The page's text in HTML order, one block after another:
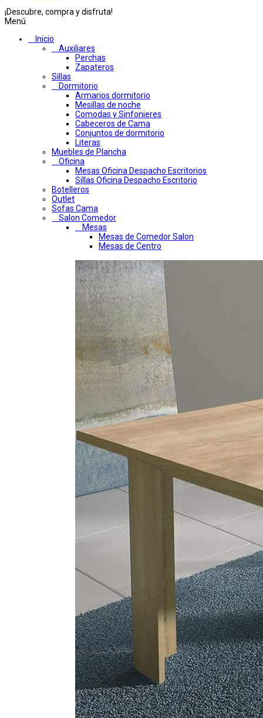
¡Descubre, compra y disfruta!
Menú
Inicio
Auxiliares
Perchas
Zapateros
Sillas
Dormitorio
Armarios dormitorio
Mesillas de noche
Comodas y Sinfonieres
Cabeceros de Cama
Conjuntos de dormitorio
Literas
Muebles de Plancha
Oficina
Mesas Oficina Despacho Escritorios
Sillas Oficina Despacho Escritorio
Botelleros
Outlet
Sofas Cama
Salon Comedor
Mesas
Mesas de Comedor Salon
Mesas de Centro